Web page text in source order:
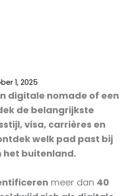
1, 2025
digitale nomade of een
de belangrijkste
visa, carrières en
welk pad past bij
het buitenland.
meer dan 40